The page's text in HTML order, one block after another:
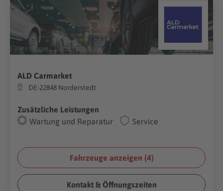
(Foto: Fahroni / Shutterstock.com
ALD Carmarket
DE-22848 Norderstedt
Zusätzliche Leistungen
Wartung und Reparatur
Service
Fahrzeuge anzeigen (4)
Kontakt & Öffnungszeiten